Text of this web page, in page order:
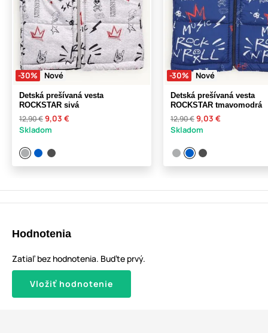
-30% Nové
Detská prešívaná vesta
ROCKSTAR sivá
12,90 €9,03 €
Skladom
-30% Nové
Detská prešívaná vesta
ROCKSTAR tmavomodrá
12,90 €9,03 €
Skladom
Hodnotenia
Zatiaľ bez hodnotenia. Buďte prvý.
Vložiť hodnotenie